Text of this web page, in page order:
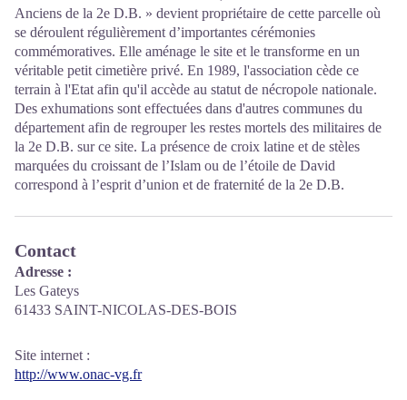
Anciens de la 2e D.B. » devient propriétaire de cette parcelle où
se déroulent régulièrement d’importantes cérémonies
commémoratives. Elle aménage le site et le transforme en un
véritable petit cimetière privé. En 1989, l'association cède ce
terrain à l'Etat afin qu'il accède au statut de nécropole nationale.
Des exhumations sont effectuées dans d'autres communes du
département afin de regrouper les restes mortels des militaires de
la 2e D.B. sur ce site. La présence de croix latine et de stèles
marquées du croissant de l’Islam ou de l’étoile de David
correspond à l’esprit d’union et de fraternité de la 2e D.B.
Contact
Adresse :
Les Gateys
61433 SAINT-NICOLAS-DES-BOIS
Site internet :
http://www.onac-vg.fr